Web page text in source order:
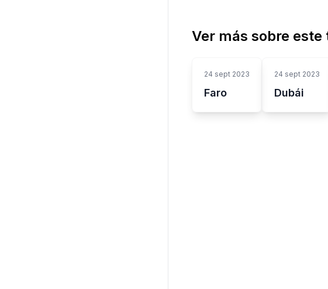
Ver más sobre este
24 sept 2023
Faro
24 sept 2023
Dubái